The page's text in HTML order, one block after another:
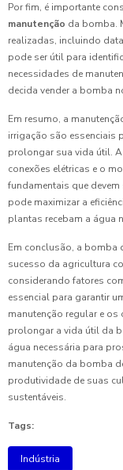
Por fim, é importante
manutenção da bomba.
realizadas, incluindo
pode ser útil para
necessidades de
decida vender a bomba
Em resumo, a
irrigação são essenciais
prolongar sua vida útil.
conexões elétricas e o
fundamentais que
pode maximizar a
plantas recebam a água
Em conclusão, a bomba
sucesso da agricultura
considerando fatores
essencial para garantir
manutenção regular e
prolongar a vida útil da
água necessária para
manutenção da bomba
produtividade de suas
sustentáveis.
Tags:
Indústria